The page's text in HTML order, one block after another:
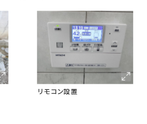
リモコン設置